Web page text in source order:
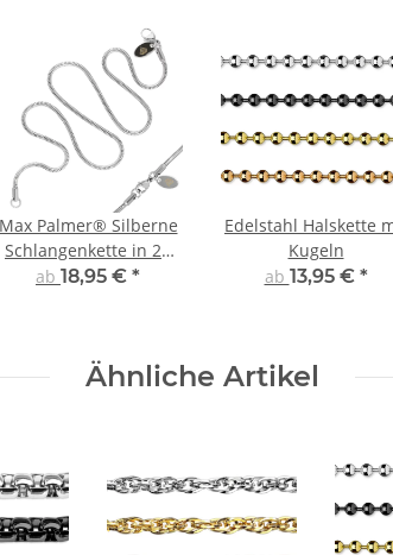
Max Palmer® Silberne
Schlangenkette in 21
Varianten aus Edelstahl
ab 18,95 € *
Edelstahl Halskette
Kugeln
ab 13,95 € *
Ähnliche Artikel